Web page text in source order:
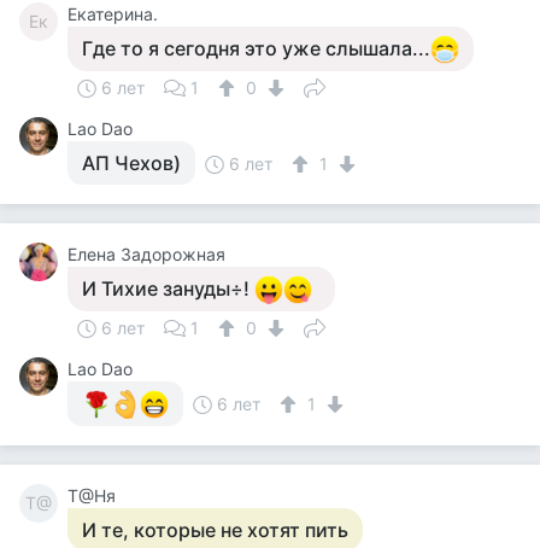
Ек Екатерина.
Где то я сегодня это уже слышала...
6 лет 1
0
Lao Dao
АП Чехов) 6 лет 1
Елена Задорожная
И Тихие зануды÷!
6 лет 1
0
Lao Dao
6 лет
1
Т@ Т@Ня
И те, которые не хотят пить